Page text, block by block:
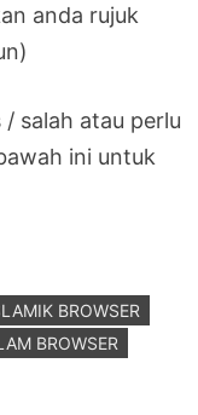
anda rujuk
salah atau perlu
ini untuk
BROWSER
BROWSER